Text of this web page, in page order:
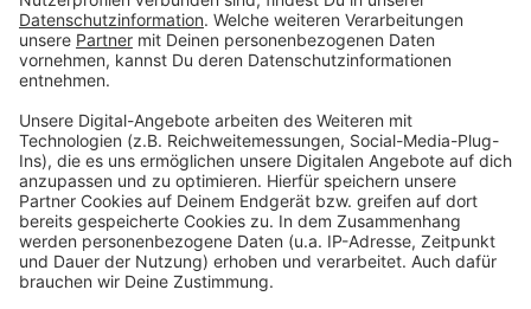
Anzeige
Laut aktuellen Meldungen der Labore wurde bisher bei
insgesamt 428 Personen in Münster (Stand
29.12.2021, 14.00 Uhr) die Omikron-Variante des
Coronavirus nachgewiesen. Das Gesundheitsamt weist
erneut darauf hin, dass Bürger:innen sich weiter testen
lassen sollen. Auch an Silvester und Neujahr sind
zahlreiche Teststellen geöffnet, die kostenlose
Bürgertests anbieten. Personen mit Symptomen